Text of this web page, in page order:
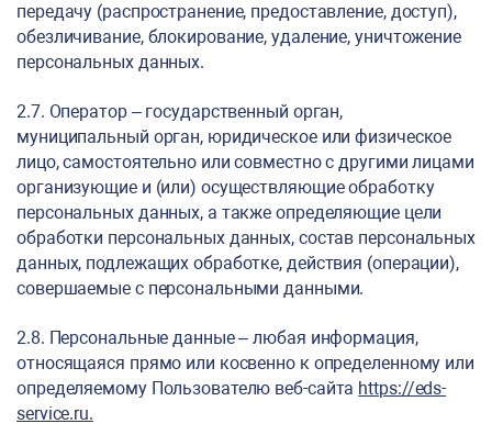
передачу (распространение, предоставление, доступ),
обезличивание, блокирование, удаление, уничтожение
персональных данных.
2.7. Оператор – государственный орган,
муниципальный орган, юридическое или физическое
лицо, самостоятельно или совместно с другими лицами
организующие и (или) осуществляющие обработку
персональных данных, а также определяющие цели
обработки персональных данных, состав персональных
данных, подлежащих обработке, действия (операции),
совершаемые с персональными данными.
2.8. Персональные данные – любая информация,
относящаяся прямо или косвенно к определенному или
определяемому Пользователю веб-сайта https://eds-
service.ru.